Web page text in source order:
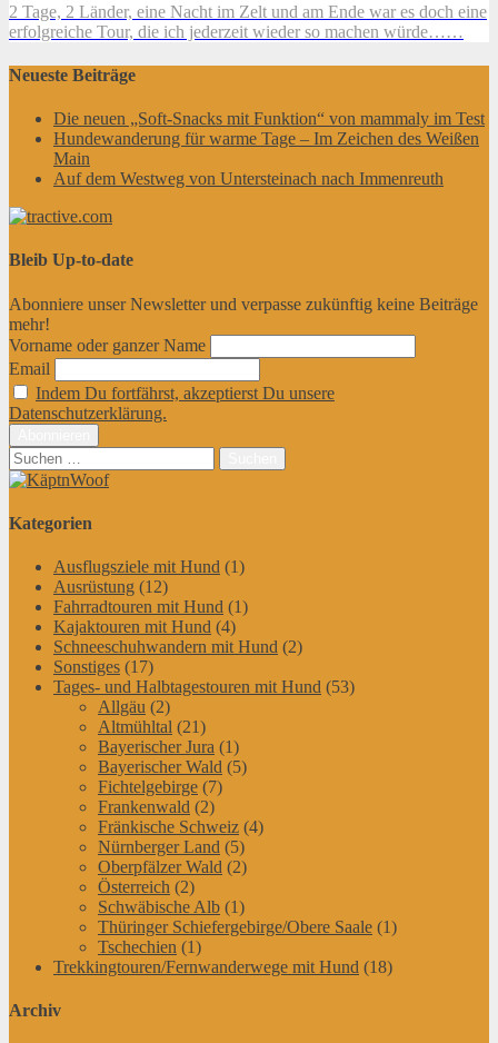
2 Tage, 2 Länder, eine Nacht im Zelt und am Ende war es doch eine
erfolgreiche Tour, die ich jederzeit wieder so machen würde……
Neueste Beiträge
Die neuen „Soft-Snacks mit Funktion“ von mammaly im Test
Hundewanderung für warme Tage – Im Zeichen des Weißen
Main
Auf dem Westweg von Untersteinach nach Immenreuth
Bleib Up-to-date
Abonniere unser Newsletter und verpasse zukünftig keine Beiträge
mehr!
Vorname oder ganzer Name
Email
Indem Du fortfährst, akzeptierst Du unsere
Datenschutzerklärung.
Suchen
nach:
Kategorien
Ausflugsziele mit Hund (1)
Ausrüstung (12)
Fahrradtouren mit Hund (1)
Kajaktouren mit Hund (4)
Schneeschuhwandern mit Hund (2)
Sonstiges (17)
Tages- und Halbtagestouren mit Hund (53)
Allgäu (2)
Altmühltal (21)
Bayerischer Jura (1)
Bayerischer Wald (5)
Fichtelgebirge (7)
Frankenwald (2)
Fränkische Schweiz (4)
Nürnberger Land (5)
Oberpfälzer Wald (2)
Österreich (2)
Schwäbische Alb (1)
Thüringer Schiefergebirge/Obere Saale (1)
Tschechien (1)
Trekkingtouren/Fernwanderwege mit Hund (18)
Archiv